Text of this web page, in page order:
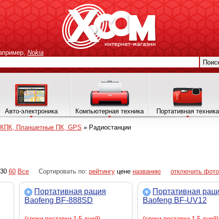
Nokia
Авто-электроника Компьютерная техника Портативная техника
Планшетные ПК, GPS » Радиостанции
30 60 Все Сортировать по: рейтингу цене названию отключить фото
Портативная рация
Baofeng BF-888SD
Портативная
Baofeng BF-UV12